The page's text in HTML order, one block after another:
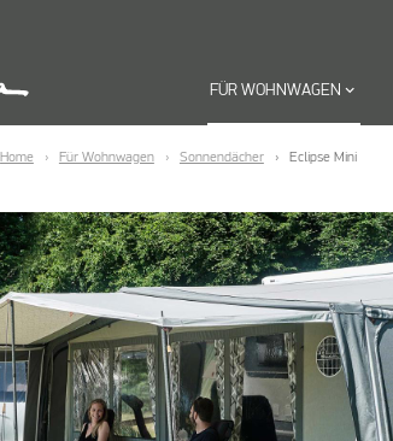
FÜR WOHNWAGEN keyboard_arrow_down
Home Für Wohnwagen Sonnendächer Eclipse Mini